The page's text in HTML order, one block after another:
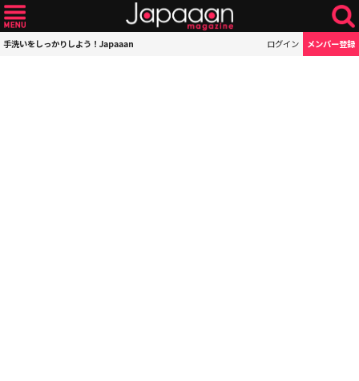
手洗いをしっかりしよう！Japaaan ログイン メンバー登録